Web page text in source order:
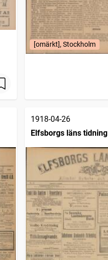
[omärkt], Stockholm
1918-04-26
Elfsborgs läns tidning